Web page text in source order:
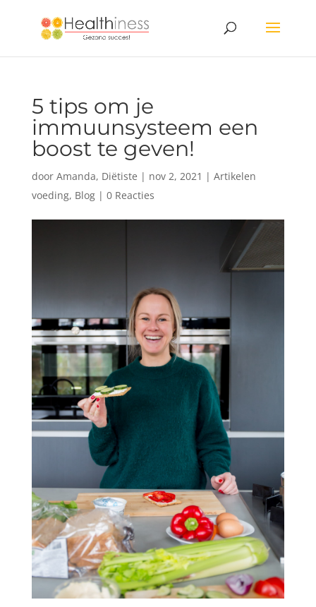
5 tips om je
immuunsysteem een
boost te geven!
door Amanda, Diëtiste | nov 2, 2021 | Artikelen
voeding, Blog| 0 Reacties